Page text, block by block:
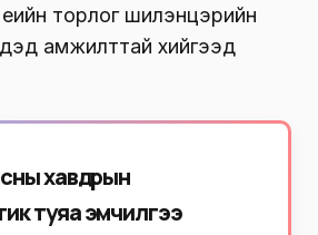
торлог шилэнцэрийн
амжилттай хийгээд
хавдрын
туяа эмчилгээ